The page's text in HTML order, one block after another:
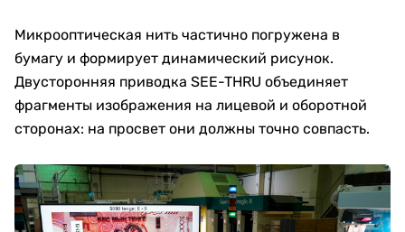
Микрооптическая нить частично погружена в
бумагу и формирует динамический рисунок.
Двусторонняя приводка SEE-THRU объединяет
фрагменты изображения на лицевой и оборотной
сторонах: на просвет они должны точно совпасть.